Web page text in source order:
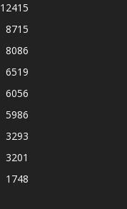
12415
8715
8086
6519
6056
5986
3293
3201
1748